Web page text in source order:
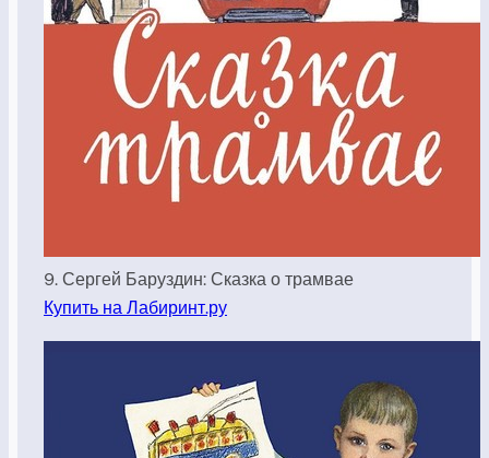
9. Сергей Баруздин: Сказка о трамвае
Купить на Лабиринт.ру